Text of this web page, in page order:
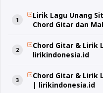
Lirik Lagu Unang
Chord Gitar dan
Chord Gitar & Lirik
lirikindonesia.id
Chord Gitar & Lirik
| lirikindonesia.id